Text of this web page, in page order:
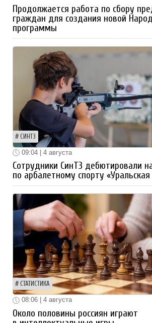
Продолжается работа по сбору
граждан для создания новой
программы
СИНТЗ
09:04 | 4 августа
Сотрудники СинТЗ дебютировали
по арбалетному спорту «Уральская
СТАТИСТИКА
08:06 | 4 августа
Около половины россиян играют